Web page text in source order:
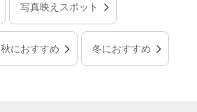
写真映えスポット
秋におすすめ 冬におすすめ